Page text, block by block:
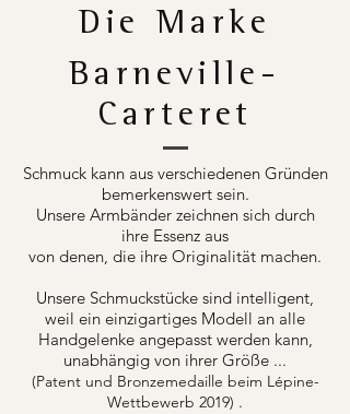
Die Marke
Barneville-
Carteret
Schmuck kann aus verschiedenen Gründen
bemerkenswert sein.
Unsere Armbänder zeichnen sich durch
ihre Essenz aus
von denen, die ihre Originalität machen.
Unsere Schmuckstücke sind intelligent,
weil ein einzigartiges Modell an alle
Handgelenke angepasst werden kann,
unabhängig von ihrer Größe ...
(Patent und Bronzemedaille beim Lépine-
Wettbewerb 2019) .